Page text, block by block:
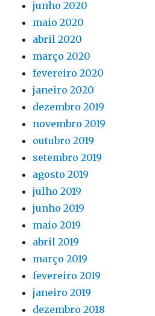
junho 2020
maio 2020
abril 2020
março 2020
fevereiro 2020
janeiro 2020
dezembro 2019
novembro 2019
outubro 2019
setembro 2019
agosto 2019
julho 2019
junho 2019
maio 2019
abril 2019
março 2019
fevereiro 2019
janeiro 2019
dezembro 2018